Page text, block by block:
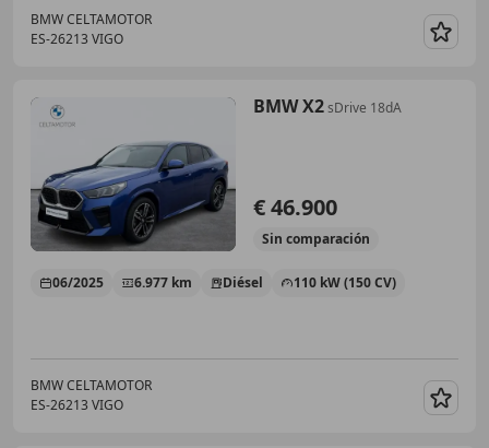
BMW CELTAMOTOR
ES-26213 VIGO
BMW X2sDrive 18dA
€ 46.900
Sin comparación
06/2025 6.977 km Diésel 110 kW (150 CV)
BMW CELTAMOTOR
ES-26213 VIGO